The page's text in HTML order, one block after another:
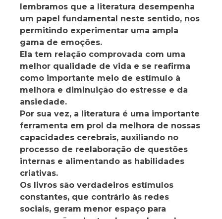
lembramos que a literatura desempenha
um papel fundamental neste sentido, nos
permitindo experimentar uma ampla
gama de emoções.
Ela tem relação comprovada com uma
melhor qualidade de vida e se reafirma
como importante meio de estímulo à
melhora e diminuição do estresse e da
ansiedade.
Por sua vez, a literatura é uma importante
ferramenta em prol da melhora de nossas
capacidades cerebrais, auxiliando no
processo de reelaboração de questões
internas e alimentando as habilidades
criativas.
Os livros são verdadeiros estímulos
constantes, que contrário às redes
sociais, geram menor espaço para